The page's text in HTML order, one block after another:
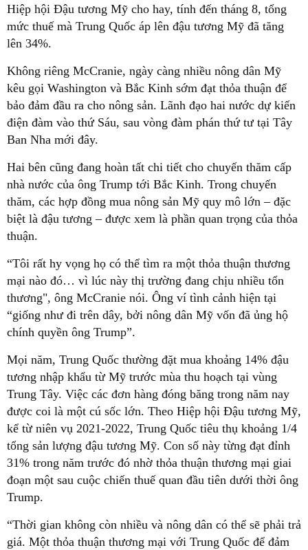
Hiệp hội Đậu tương Mỹ cho hay, tính đến tháng 8, tổng
mức thuế mà Trung Quốc áp lên đậu tương Mỹ đã tăng
lên 34%.
Không riêng McCranie, ngày càng nhiều nông dân Mỹ
kêu gọi Washington và Bắc Kinh sớm đạt thỏa thuận để
bảo đảm đầu ra cho nông sản. Lãnh đạo hai nước dự kiến
điện đàm vào thứ Sáu, sau vòng đàm phán thứ tư tại Tây
Ban Nha mới đây.
Hai bên cũng đang hoàn tất chi tiết cho chuyến thăm cấp
nhà nước của ông Trump tới Bắc Kinh. Trong chuyến
thăm, các hợp đồng mua nông sản Mỹ quy mô lớn – đặc
biệt là đậu tương – được xem là phần quan trọng của thỏa
thuận.
“Tôi rất hy vọng họ có thể tìm ra một thỏa thuận thương
mại nào đó… vì lúc này thị trường đang chịu nhiều tổn
thương", ông McCranie nói. Ông ví tình cảnh hiện tại
“giống như đi trên dây, bởi nông dân Mỹ vốn đã ủng hộ
chính quyền ông Trump”.
Mọi năm, Trung Quốc thường đặt mua khoảng 14% đậu
tương nhập khẩu từ Mỹ trước mùa thu hoạch tại vùng
Trung Tây. Việc các đơn hàng đóng băng trong năm nay
được coi là một cú sốc lớn. Theo Hiệp hội Đậu tương Mỹ,
kể từ niên vụ 2021-2022, Trung Quốc tiêu thụ khoảng 1/4
tổng sản lượng đậu tương Mỹ. Con số này từng đạt đỉnh
31% trong năm trước đó nhờ thỏa thuận thương mại giai
đoạn một sau cuộc chiến thuế quan đầu tiên dưới thời ông
Trump.
“Thời gian không còn nhiều và nông dân có thể sẽ phải trả
giá. Một thỏa thuận thương mại với Trung Quốc để đảm